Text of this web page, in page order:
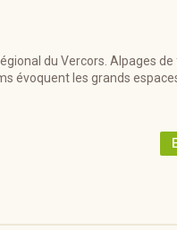
du Vercors. Alpages de
évoquent les grands